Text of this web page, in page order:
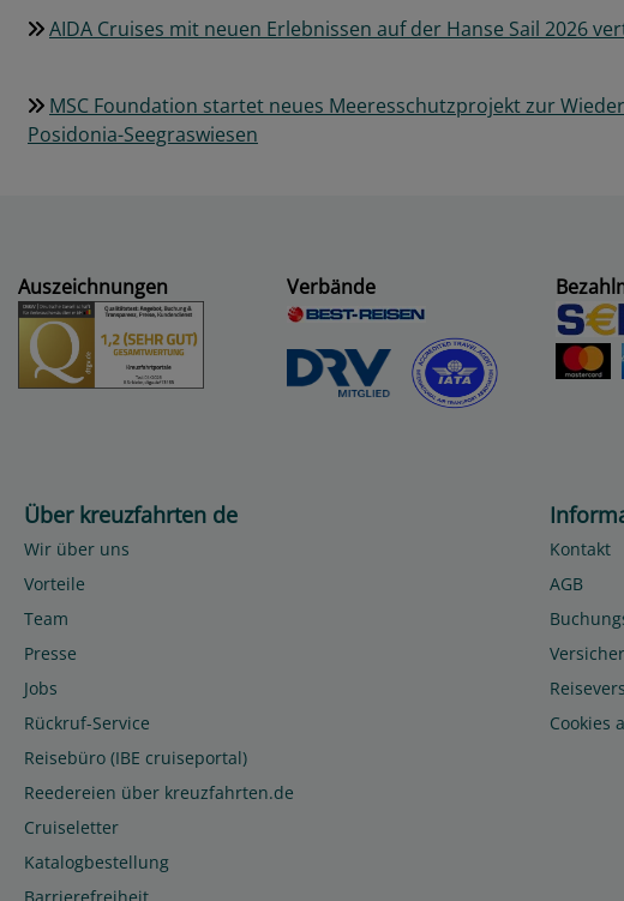
AIDA Cruises mit neuen Erlebnissen auf der Hanse Sail 2026
MSC Foundation startet neues Meeresschutzprojekt zur
Posidonia-Seegraswiesen
Auszeichnungen Verbände
Über kreuzfahrten de
Wir über uns
Vorteile
Team
Presse
Jobs
Rückruf-Service
Reisebüro (IBE cruiseportal)
Reedereien über kreuzfahrten.de
Cruiseletter
Katalogbestellung
Barrierefreiheit
Kontakt
AGB
Cookies